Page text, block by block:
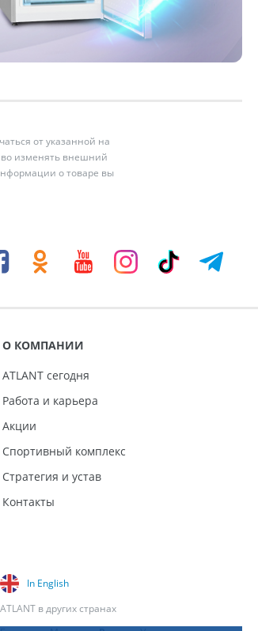
от указанной на
изменять внешний
о товаре вы
О КОМПАНИИ
ATLANT сегодня
Работа и карьера
Акции
Спортивный комплекс
Стратегия и устав
Контакты
In English
ATLANT в других странах